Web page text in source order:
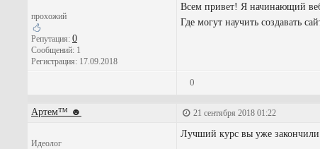
прохожий
Репутация: 0
Сообщений: 1
Регистрация: 17.09.2018
Всем привет! Я начинающий
Где могут научить создавать
0
Артем™ ☻ 21 сентября 2018 01:22
Идеолог
Лучший курс вы уже закончили